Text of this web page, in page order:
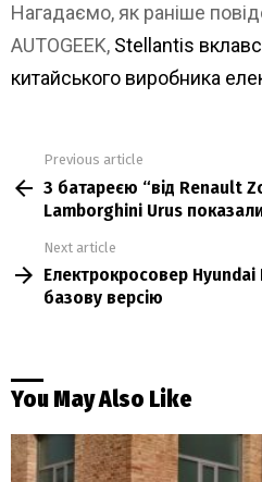
Нагадаємо, як раніше
AUTOGEEK, Stellantis
китайського виробника
more
Previous article
З батареєю “від Renault
Lamborghini Urus
Next article
Електрокросовер
базову версію
You May Also Like